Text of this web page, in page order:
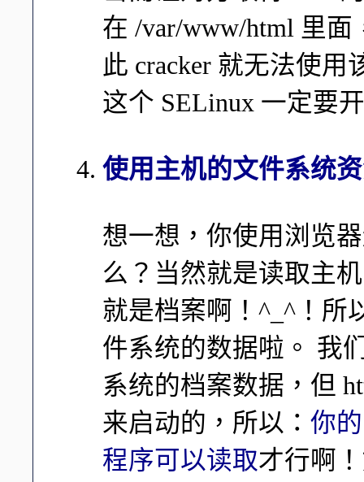
在 /var/www/html 里
此 cracker 就无法使
这个 SELinux 一定要
使用主机的文件系统
想一想，你使用浏览
么？当然就是读取主
就是档案啊！^_^！所
件系统的数据啦。 我
系统的档案数据，但
来启动的，所以： 你
程序可以读取才行啊